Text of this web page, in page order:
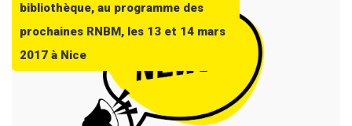
bibliothèque, au programme des
prochaines RNBM, les 13 et 14 mars
2017 à Nice